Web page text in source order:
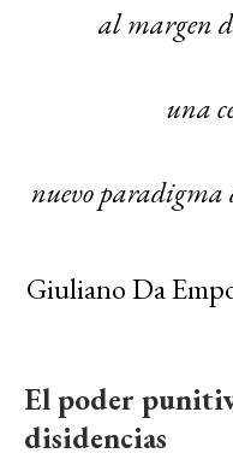
al margen
una
nuevo
Giuliano Da
El poder
disidencias